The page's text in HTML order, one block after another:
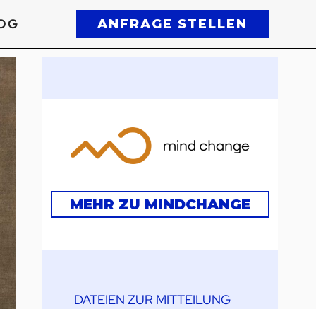
ANFRAGE STELLEN
MEHR ZU MINDCHANGE
DATEIEN ZUR MITTEILUNG